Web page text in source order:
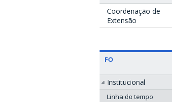
Coordenação de
Extensão
FO
Institucional
Linha do tempo